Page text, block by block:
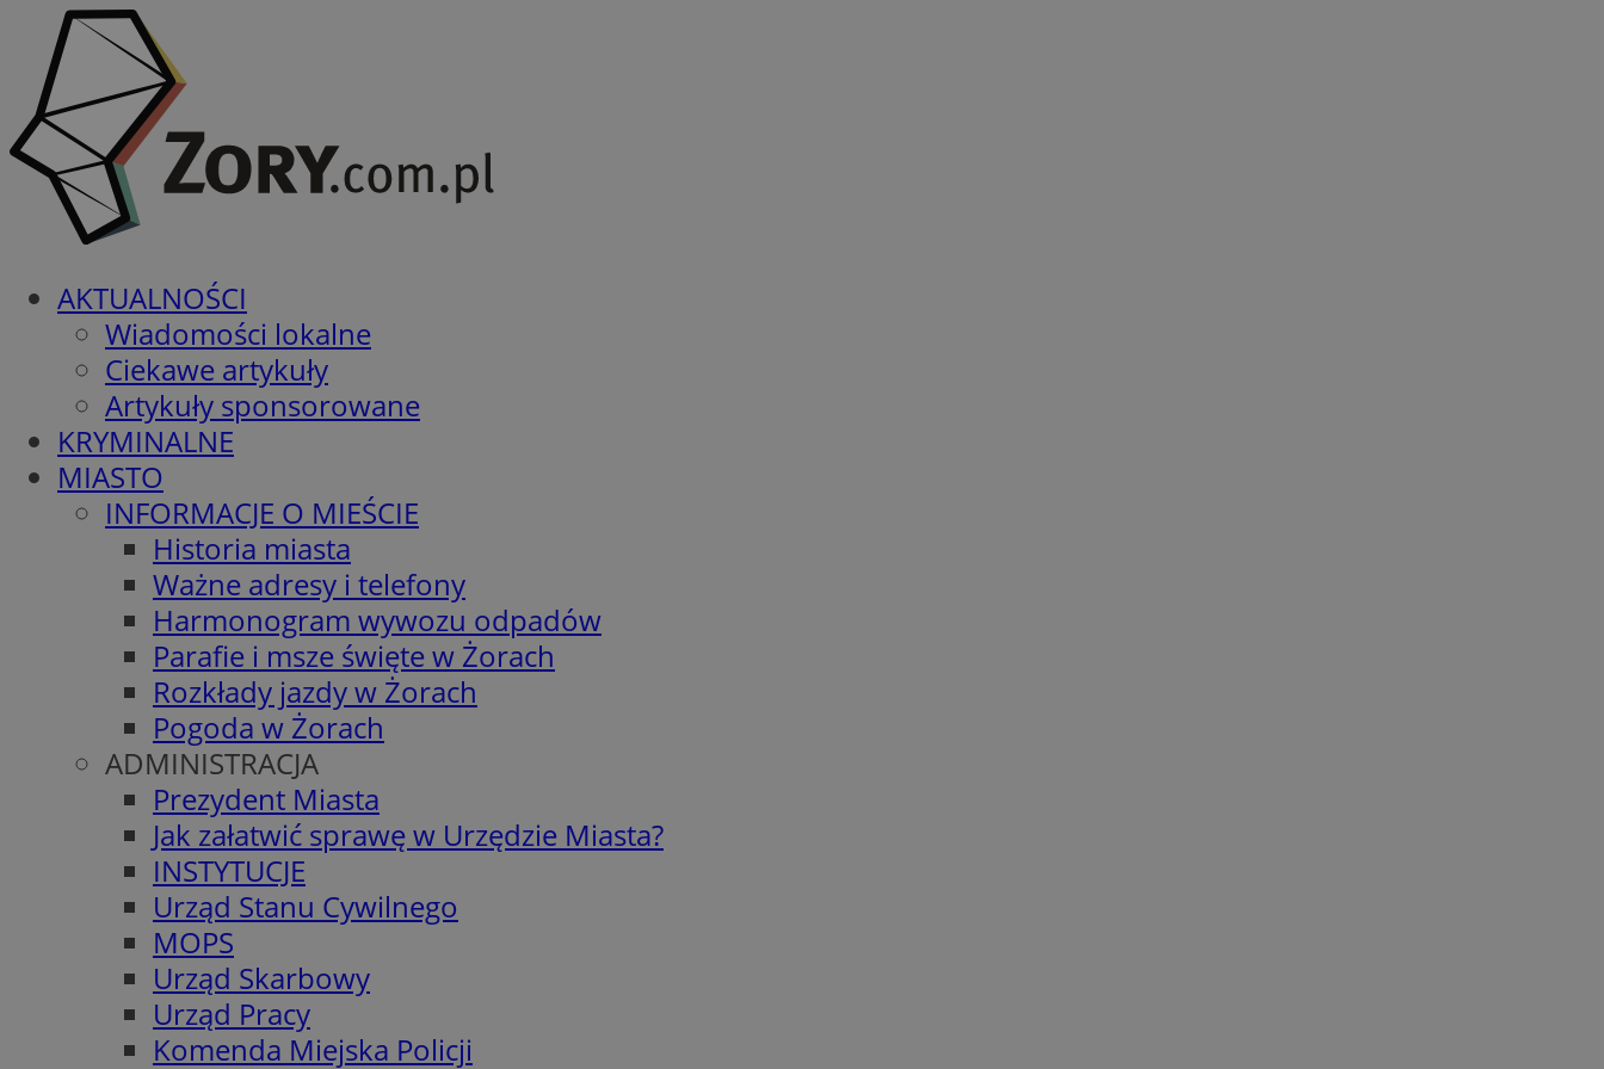
AKTUALNOŚCI
Wiadomości lokalne
Ciekawe artykuły
Artykuły sponsorowane
KRYMINALNE
MIASTO
INFORMACJE O MIEŚCIE
Historia miasta
Ważne adresy i telefony
Harmonogram wywozu odpadów
Parafie i msze święte w Żorach
Rozkłady jazdy w Żorach
Pogoda w Żorach
ADMINISTRACJA
Prezydent Miasta
Jak załatwić sprawę w Urzędzie Miasta?
INSTYTUCJE
Urząd Stanu Cywilnego
MOPS
Urząd Skarbowy
Urząd Pracy
Komenda Miejska Policji